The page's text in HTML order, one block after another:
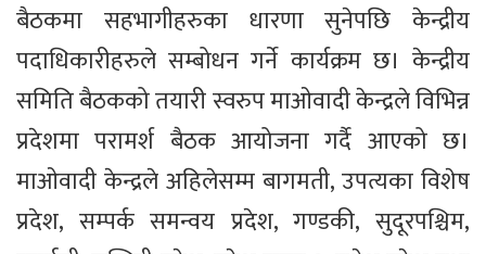
बैठकमा सहभागीहरुका धारणा सुनेपछि केन्द्रीय
पदाधिकारीहरुले सम्बोधन गर्ने कार्यक्रम छ। केन्द्रीय
समिति बैठकको तयारी स्वरुप माओवादी केन्द्रले विभिन्न
प्रदेशमा परामर्श बैठक आयोजना गर्दै आएको छ।
माओवादी केन्द्रले अहिलेसम्म बागमती, उपत्यका विशेष
प्रदेश, सम्पर्क समन्वय प्रदेश, गण्डकी, सुदूरपश्चिम,